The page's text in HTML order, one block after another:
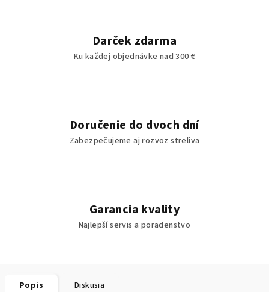
Darček zdarma
Ku každej objednávke nad 300 €
Doručenie do dvoch dní
Zabezpečujeme aj rozvoz streliva
Garancia kvality
Najlepší servis a poradenstvo
Popis Diskusia